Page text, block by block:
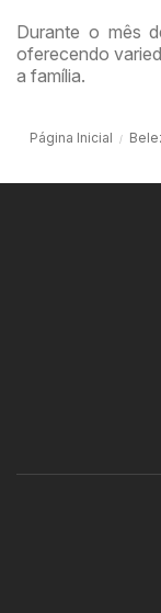
Durante o mês
oferecendo
a família.
Página Inicial